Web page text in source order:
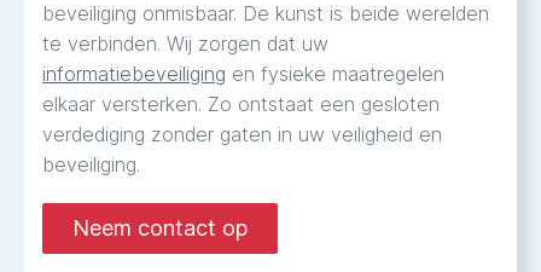
beveiliging onmisbaar. De kunst is beide werelden
te verbinden. Wij zorgen dat uw
informatiebeveiliging en fysieke maatregelen
elkaar versterken. Zo ontstaat een gesloten
verdediging zonder gaten in uw veiligheid en
beveiliging.
Neem contact op